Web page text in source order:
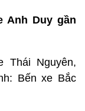
Anh Duy gần
Thái Nguyên,
Bến xe Bắc